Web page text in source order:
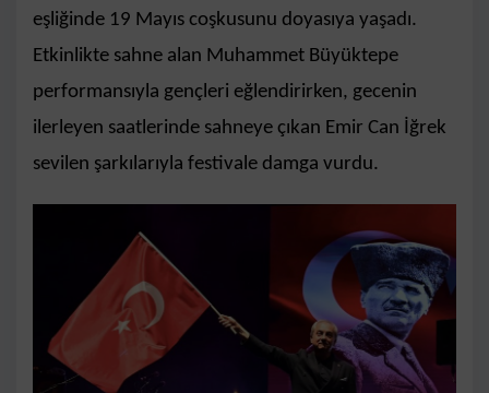
eşliğinde 19 Mayıs coşkusunu doyasıya yaşadı.
Etkinlikte sahne alan Muhammet Büyüktepe
performansıyla gençleri eğlendirirken, gecenin
ilerleyen saatlerinde sahneye çıkan Emir Can İğrek
sevilen şarkılarıyla festivale damga vurdu.